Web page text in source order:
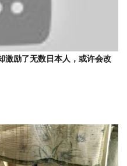
激励了无数日本人，或许会改